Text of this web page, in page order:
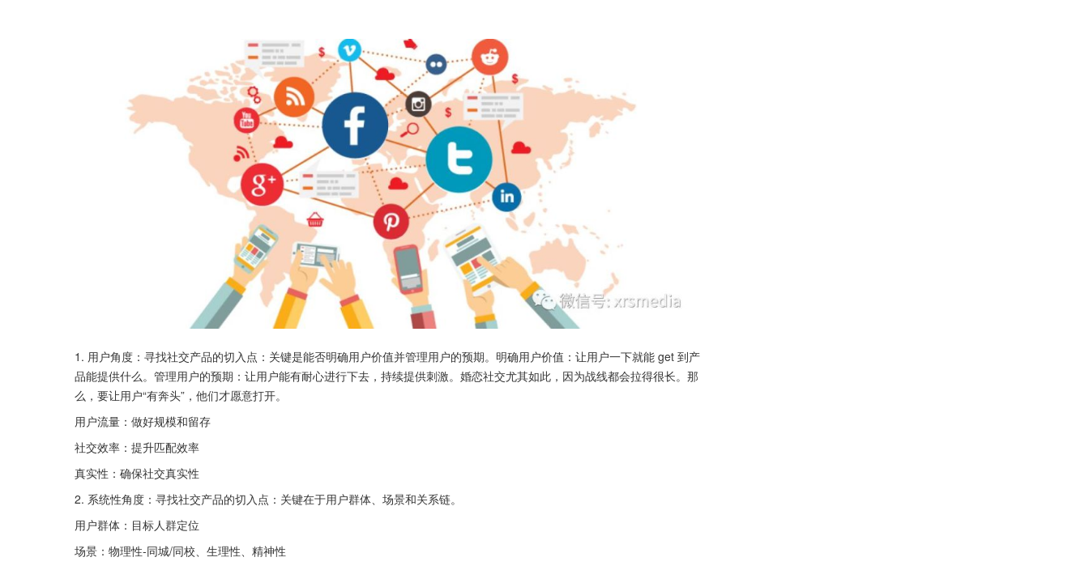
1. 用户角度：寻找社交产品的切入点：关键是能否明确用户价值并管理用户的预期。明确用户价值：让用户一下就能 get 到产
品能提供什么。管理用户的预期：让用户能有耐心进行下去，持续提供刺激。婚恋社交尤其如此，因为战线都会拉得很长。那
么，要让用户“有奔头”，他们才愿意打开。
用户流量：做好规模和留存
社交效率：提升匹配效率
真实性：确保社交真实性
2. 系统性角度：寻找社交产品的切入点：关键在于用户群体、场景和关系链。
用户群体：目标人群定位
场景：物理性-同城/同校、生理性、精神性